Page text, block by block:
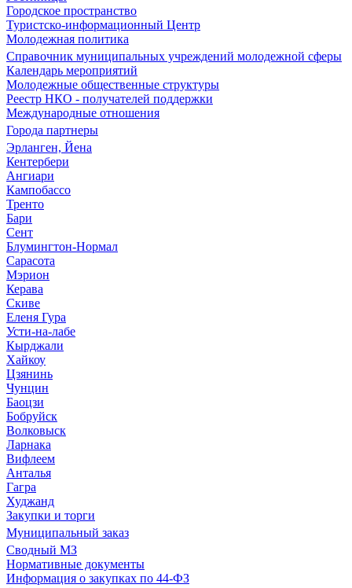
Городское пространство
Туристско-информационный Центр
Молодежная политика
Справочник муниципальных учреждений молодежной сферы
Календарь мероприятий
Молодежные общественные структуры
Реестр НКО - получателей поддержки
Международные отношения
Города партнеры
Эрланген, Йена
Кентербери
Ангиари
Кампобассо
Тренто
Бари
Сент
Блумингтон-Нормал
Сарасота
Мэрион
Керава
Скиве
Еленя Гура
Усти-на-лабе
Кырджали
Хайкоу
Цзянинь
Чунцин
Баоцзи
Бобруйск
Волковыск
Ларнака
Вифлеем
Анталья
Гагра
Худжанд
Закупки и торги
Муниципальный заказ
Сводный МЗ
Нормативные документы
Информация о закупках по 44-ФЗ